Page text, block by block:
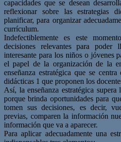
capacidades que se desean
reflexionar sobre las estrategias
planificar, para organizar
currículum.
Indefectiblemente es este
decisiones relevantes para poder
interesante para los niños o jóvenes
el papel de la organización de la
enseñanza estratégica que se
didácticas 1 que proponen los
Así, la enseñanza estratégica
porque brinda oportunidades para
tomen sus decisiones, es decir,
previas, comparen la información
información que va a aparecer.
Para aplicar adecuadamente una